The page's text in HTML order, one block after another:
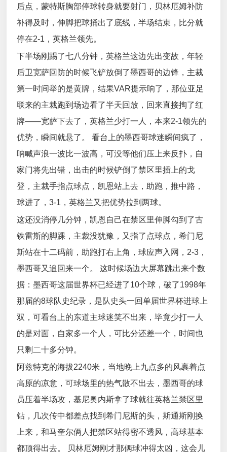
后点，蒙特斯胸部停球转身就要射门，贝林厄姆补防
补得及时，伸脚把球捅出了底线，半场结束，比分就
停在2-1，英格兰领先。
下半场刚踢了七八分钟，英格兰这边先出变故，年轻
后卫宽萨回防的时候飞铲放倒了墨西哥的边锋，主裁
第一时间举的是黄牌，结果VAR提示响了，那位亚足
联来的主裁跑到场边看了半天回放，回来直接掏了红
牌——宽萨下去了，英格兰少打一人，本来2-1领先的
优势，瞬间就悬了。 看台上的墨西哥球迷瞬间疯了，
呐喊声浪一波比一波高，可没等他们压上来反扑，自
家门将先出错，出击的时候铲倒了禁区里插上的戈
登，主裁手指点球点，凯恩站上去，助跑，推中路，
球进了，3-1，英格兰又把优势拉到两球。
这还没消停几分钟，凯恩自己在禁区里伸脚勾到了古
铁雷斯的脚踝，主裁没犹豫，又指了点球点，希门尼
斯站在十二码前，助跑打右上角，球应声入网，2-3，
墨西哥又追回来一个。 这时候场边大屏幕跳出来个数
据：墨西哥这届世界杯已经进了10个球，破了1998年
那届的8球队史纪录，是队史头一回单届世界杯进球上
双，可看台上的东道主球迷笑不出来，毕竟少打一人
的是对面，自家多一个人，可比分还差一个，时间也
只剩二十多分钟。
阿兹特克的海拔2240米，当地晚上九点多的风裹着点
高原的凉意，可球场里的热气散不出去，墨西哥的球
员压着半场攻，基尼奥内斯拿了球就往英格兰禁区里
钻，几次传中都差点找到希门尼斯的头，斯通斯刚换
上来，和马奎尔俩人把禁区站得密不透风，高球基本
都顶得出去。 贝林厄姆刚才那俩球冲得太凶，这会儿